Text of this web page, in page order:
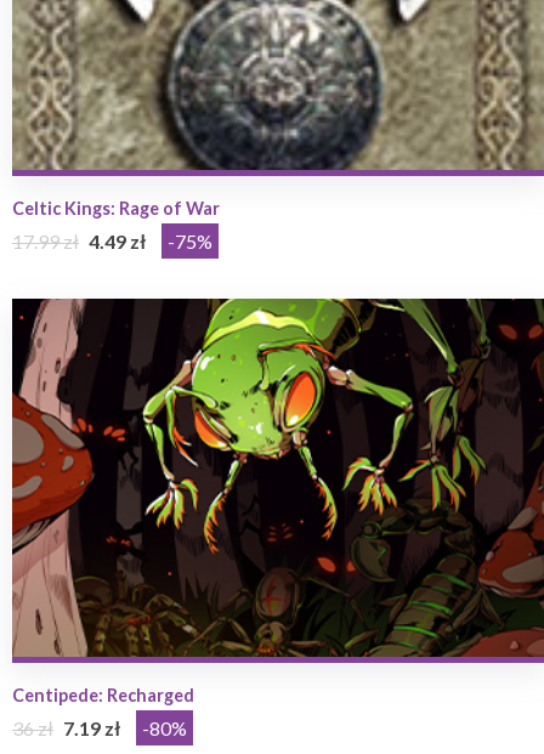
Celtic Kings: Rage of War
17.99 zł 4.49 zł -75%
Centipede: Recharged
36 zł 7.19 zł -80%